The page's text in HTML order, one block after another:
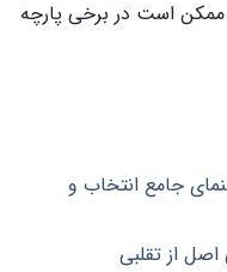
است در برخی پارچه
جامع انتخاب و
از تقلبی